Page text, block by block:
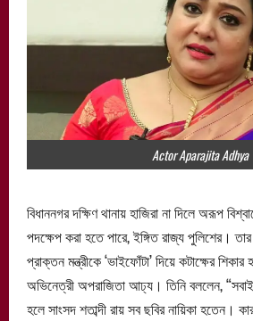
Actor Aparajita Adhya
বিধাননগর দক্ষিণ থানায় হাজিরা না দিলে অরূপ
পদক্ষেপ করা হতে পারে, ইঙ্গিত রাজ্য পুলিশের।
প্রাক্তন মন্ত্রীকে ‘ভাইফোঁটা’ দিয়ে কটাক্ষের
অভিনেত্রী অপরাজিতা আঢ্য। তিনি বললেন, “সবাই
হলে সাংসদ শতাব্দী রায় সব ছবির নায়িকা হতেন।